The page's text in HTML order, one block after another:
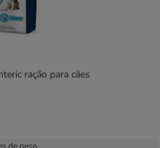
ração para cães
de peso